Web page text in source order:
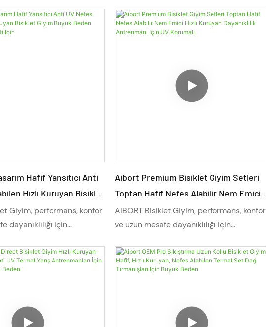
ve tam kişiselleştirme
bu profesyonel bisiklet
nem yönetimi ve tam kişiselleştirme
seçenekleriyle bu profesyonel bisiklet
uzun süreli dayanıklılık sunar. Her
seviyeden bisikletçi için tasarlanan bu
ürün, her sürüşte hızı, konforu ve güvenliği
Hafif Yansıtıcı Anti
Hızlı Kuruyan Bisiklet
Setleri Yol Bisikleti
Giyim, performans, konfor
dayanıklılığı için
ve tam kişiselleştirme
bu profesyonel bisiklet
sunar. Her
için tasarlanan bu
Aibort Premium Bisiklet Giyim Setleri
Toptan Hafif Nefes Alabilir Nem Emici
Hızlı Kuruyan Dayanıklılık Antrenmanı
İçin UV Korumalı
AIBORT Bisiklet Giyim, performans, konfor
ve uzun mesafe dayanıklılığı için
nem yönetimi ve tam kişiselleştirme
seçenekleriyle bu profesyonel bisiklet
uzun süreli dayanıklılık sunar. Her
seviyeden bisikletçi için tasarlanan bu